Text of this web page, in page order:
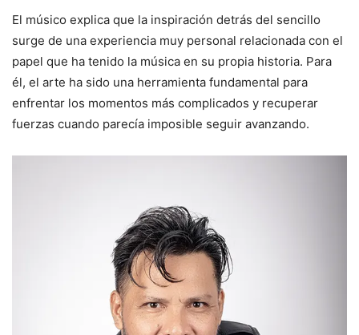
El músico explica que la inspiración detrás del sencillo
surge de una experiencia muy personal relacionada con el
papel que ha tenido la música en su propia historia. Para
él, el arte ha sido una herramienta fundamental para
enfrentar los momentos más complicados y recuperar
fuerzas cuando parecía imposible seguir avanzando.